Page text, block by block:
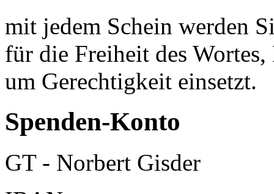
mit jedem Schein werden
für die Freiheit des
um Gerechtigkeit einsetzt.
Spenden-Konto
GT - Norbert Gisder